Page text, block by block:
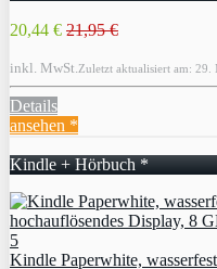
20,44 € 21,95 €
inkl. MwSt. Zuletzt aktualisiert am: 29.
Details
ansehen *
Kindle + Hörbuch *
Kindle Paperwhite,